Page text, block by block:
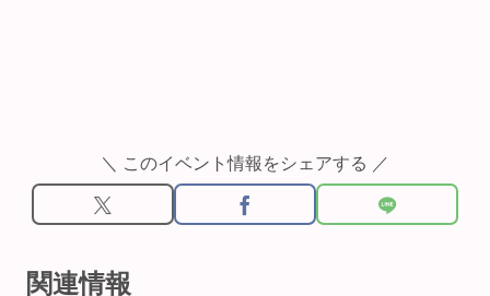
＼ このイベント情報をシェアする ／
関連情報